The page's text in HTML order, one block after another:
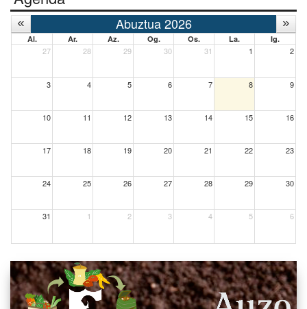
Abuztua 2026
Al. Ar. Az. Og. Os. La. Ig.
27 28 29 30 31 1 2
3 4 5 6 7 8 9
10 11 12 13 14 15 16
17 18 19 20 21 22 23
24 25 26 27 28 29 30
31 1 2 3 4 5 6